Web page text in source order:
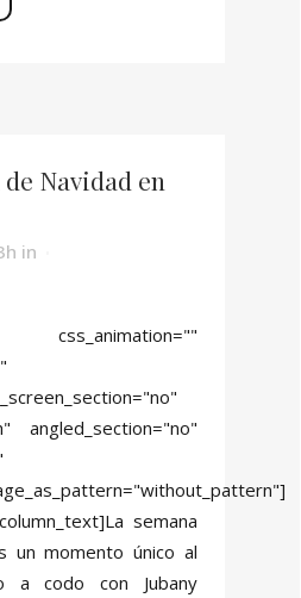
de Navidad en
in
angled_section="no"
semana
un momento único al
a codo con Jubany